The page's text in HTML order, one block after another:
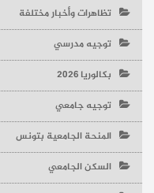
تظاهرات وأخبار مختلفة
توجيه مدرسي
بكالوريا 2026
توجيه جامعي
المنحة الجامعية بتونس
السكن الجامعي